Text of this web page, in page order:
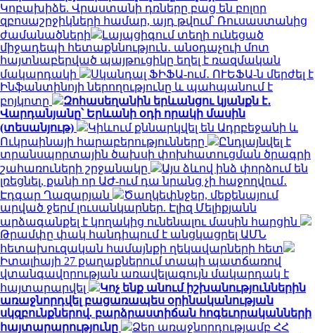
Կոբախիձե. Վրաստանի դռները բաց են բոլոր
զբոսաշրջիկների համար, այդ թվում՝ Ռուսաստանից
ժամանածների
Լայպցիգում տեղի ունեցած
միջադեպի հետաքննություն․ անօդաչուի մոտ
հայտնաբերված պայթուցիկը եղել է ռազմական
մակարդակի
Սկանդալ ՖԻՖԱ-ում․ ՈՒԵՖԱ-ն մերժել է
Ինֆանտինոյի ներողությունը և պահպանում է
բոյկոտը
Զոհասեղանին երևանցու կյանքն է․
Վարդանյանը՝ Երևանի օդի որակի մասին
(տեսանյութ)
Կիևում քննարկվել են Ադրբեջանի և
Ուկրաինայի հարաբերությունները
Ընդլայնվել է
տրանսպորտային ծախսի փոխհատուցման ծրագրի
շահառուների շրջանակը
Այս ձևով ինձ փորձում են
լռեցնել, քանի որ ԱԺ-ում դա նրանց չի հաջողվում․
Էդգար Ղազարյան
Ծաղկեփնջեր, մեքենայում
արված ջերմ լուսանկարներ. Էլիզ Մելիքյանն
արձագանքել է կողակից ունենալու մասին հարցին
Թրամփը փակ հանդիպում է անցկացրել ԱՄՆ
հետախուզական համայնքի ղեկավարների հետ
Իտալիայի 27 քաղաքներում տապի պատճառով
վտանգավորության առավելագույն մակարդակ է
հայտարարվել
Կոչ ենք անում իշխանություններին
առաջնորդվել բացառապես օրինականության
սկզբունքներով. բարձրաստիճան հոգեւորականների
հայտարարությունը
Ձեր առաջնորդությամբ ՀՀ